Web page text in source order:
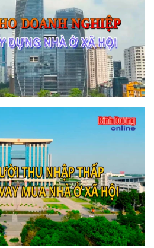
đầu tư xây dựng nhà ở xã
tiếp cận vốn vay mua nhà ở